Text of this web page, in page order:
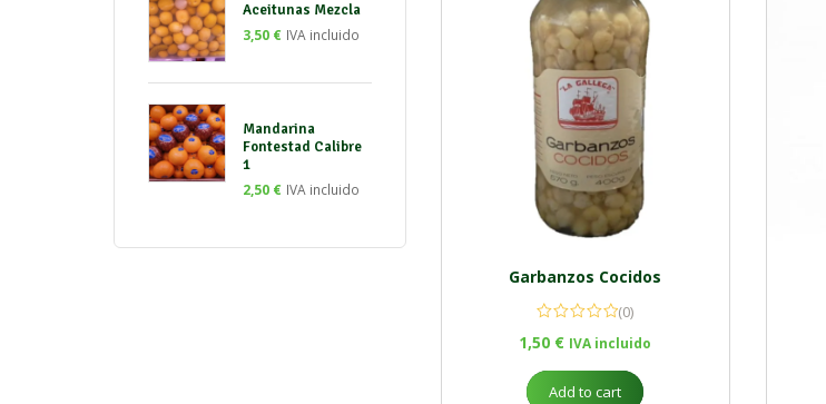
Aceitunas Mezcla
3,50 € IVA incluido
Mandarina
Fontestad Calibre
1
2,50 € IVA incluido
Garbanzos Cocidos
(0)
1,50 € IVA incluido
Add to cart